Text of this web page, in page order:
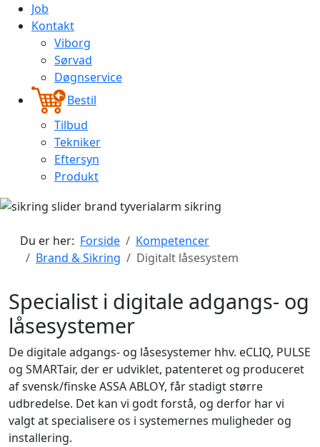
Job
Kontakt
Viborg
Sørvad
Døgnservice
Bestil
Tilbud
Tekniker
Eftersyn
Produkt
Du er her: Forside
Kompetencer
Brand & Sikring
Digitalt låsesystem
Specialist i digitale adgangs- og
låsesystemer
De digitale adgangs- og låsesystemer hhv. eCLIQ, PULSE
og SMARTair, der er udviklet, patenteret og produceret
af svensk/finske ASSA ABLOY, får stadigt større
udbredelse. Det kan vi godt forstå, og derfor har vi
valgt at specialisere os i systemernes muligheder og
installering.